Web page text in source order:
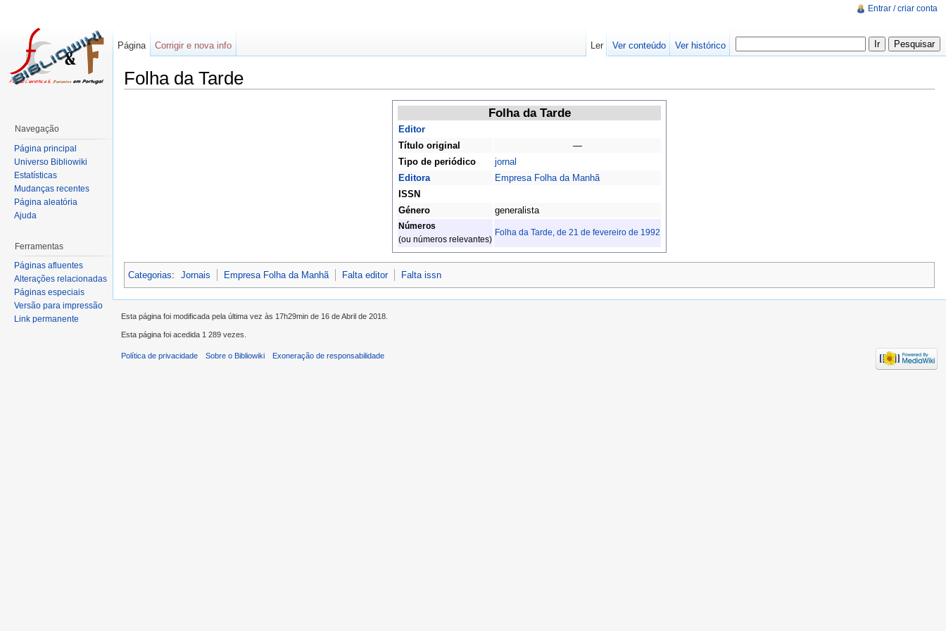
Folha da Tarde
Folha da Tarde
Editor
Título original
—
Tipo de periódico
jornal
Editora
Empresa Folha da Manhã
ISSN
Género
generalista
Números
(ou números relevantes)
Folha da Tarde, de 21 de fevereiro de 1992
Categorias: Jornais Empresa Folha da Manhã Falta editor Falta issn
Entrar / criar conta
Página Corrigir e nova info Ler Ver conteúdo Ver histórico
Navegação
Página principal
Universo Bibliowiki
Estatísticas
Mudanças recentes
Página aleatória
Ajuda
Ferramentas
Páginas afluentes
Alterações relacionadas
Páginas especiais
Versão para impressão
Link permanente
Esta página foi modificada pela última vez às 17h29min de 16 de Abril de 2018.
Esta página foi acedida 1 289 vezes.
Política de privacidade Sobre o Bibliowiki Exoneração de responsabilidade